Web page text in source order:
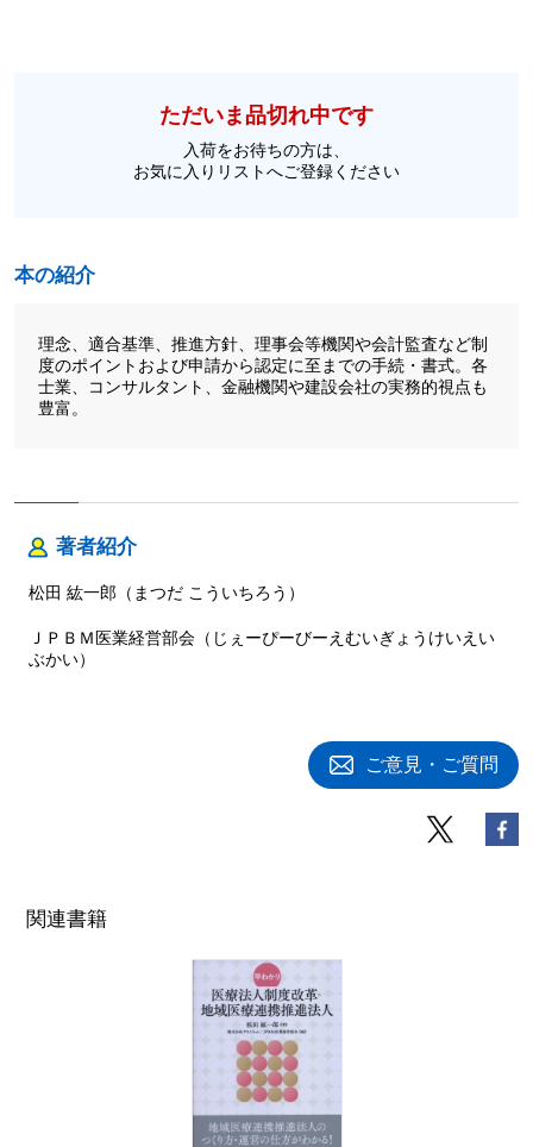
ただいま品切れ中です
入荷をお待ちの方は、
お気に入りリストへご登録ください
本の紹介
理念、適合基準、推進方針、理事会等機関や会計監査など制
度のポイントおよび申請から認定に至までの手続・書式。各
士業、コンサルタント、金融機関や建設会社の実務的視点も
豊富。
著者紹介
松田 紘一郎（まつだ こういちろう）
ＪＰＢＭ医業経営部会（じぇーぴーびーえむいぎょうけいえい
ぶかい）
ご意見・ご質問
関連書籍